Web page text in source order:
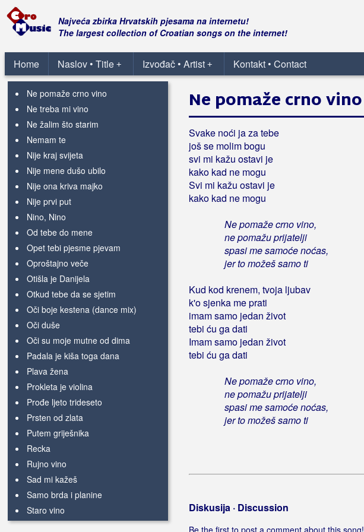
Najveća zbirka Hrvatskih pjesama na internetu!
The largest collection of Croatian songs on the internet!
Home +
Naslov • Title +
Izvođač • Artist Kontakt • Contact
Možda ljubav ne postoji
Može čovjek da promaši
Ne daj ruži da procvjeta
Ne pjevajte pjesme njene
Ne pomaže crno vino
Ne treba mi vino
Ne žalim što starim
Nemam te
Nije kraj svijeta
Nije mene dušo ubilo
Nije ona kriva majko
Nije prvi put
Nino, Nino
Od tebe do mene
Opet tebi pjesme pjevam
Oproštajno veče
Otišla je Danijela
Otkud tebe da se sjetim
Oči boje kestena (dance mix)
Oči duše
Oči su moje mutne od dima
Padala je kiša toga dana
Plava žena
Prokleta je violina
Prođe ljeto trideseto
Prsten od zlata
Putem griješnika
Recka
Rujno vino
Sad mi kažeš
Samo brda i planine
Staro vino
Starom cestom
Ne pomaže crno vino
Svake noći ja za tebe
još se molim bogu
svi mi kažu ostavi je
kako kad ne mogu
Svi mi kažu ostavi je
kako kad ne mogu
Ne pomaže crno vino,
ne pomažu prijatelji
spasi me samoće noćas,
jer to možeš samo ti
Kud kod krenem, tvoja ljubav
k'o sjenka me prati
imam samo jedan život
tebi ću ga dati
Imam samo jedan život
tebi ću ga dati
Ne pomaže crno vino,
ne pomažu prijatelji
spasi me samoće noćas,
jer to možeš samo ti
Diskusija · Discussion
Be the first to post a comment about this song!